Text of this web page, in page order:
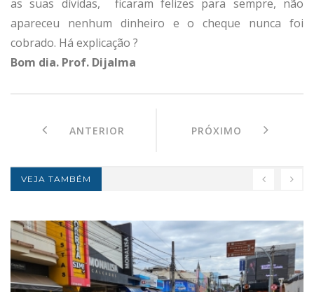
as suas dívidas, ficaram felizes para sempre, não
apareceu nenhum dinheiro e o cheque nunca foi
cobrado. Há explicação ?
Bom dia. Prof. Dijalma
ANTERIOR PRÓXIMO
VEJA TAMBÉM